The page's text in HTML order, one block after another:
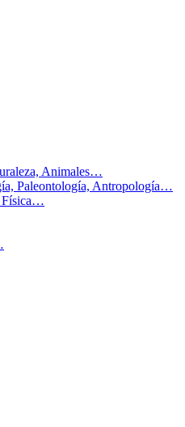
Animales…
Paleontología, Antropología…
Física…